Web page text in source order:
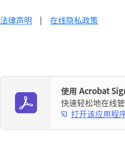
法律声明 | 在线隐私政策
使用 Acrobat
快速轻松地在线
打开该应用程